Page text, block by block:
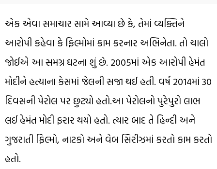
એક એવા સમાચાર સામે આવ્યા છે કે, તેમાં વ્યક્તિને
આરોપી કહેવા કે ફિલ્મોમાં કામ કરનાર અભિનેતા. તો ચાલો
જોઈએ આ સમગ્ર ઘટના શું છે. 2005માં એક આરોપી હેમંત
મોદીને હત્યાના કેસમાં જેલની સજા થઈ હતી. વર્ષ 2014માં 30
દિવસની પેરોલ પર છુટ્યો હતો.આ પેરોલનો પુરેપુરો લાભ
લઈ હેમંત મોદી ફરાર થયો હતો. ત્યાર બાદ તે હિન્દી અને
ગુજરાતી ફિલ્મો, નાટકો અને વેબ સિરીઝમાં કરતો કામ કરતો
હતો.